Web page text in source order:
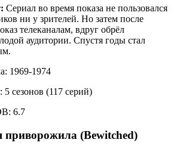
Сериал во время показа не пользовался
ни у зрителей. Но затем после
телеканалам, вдруг обрёл
аудитории. Спустя годы стал
1969-1974
сезонов (117 серий)
6.7
(Bewitched)